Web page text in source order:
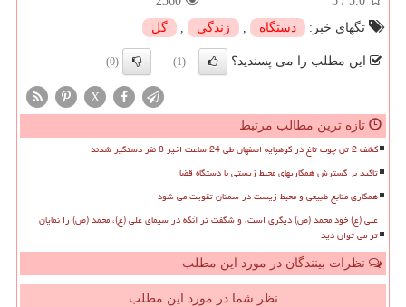
تگهای خبر:
دستگاه , زندگی , گل
این مطلب را می پسندید؟ (1)
(0)
X
تازه ترین مطالب مرتبط
کشف 2 تن چوب تاغ در کوهپایه اصفهان طی 24 ساعت اخیر 8 نفر دستگیر شدند
تاکید بر گسترش همکاریهای محیط زیستی با دستگاه قضا
همکاری منابع طبیعی و محیط زیست در سمنان تقویت می شود
علی (ع) خود محمد (ص) دیگری است، و شگفت تر آنکه در سیمای علی (ع)، محمد (ص) را نمایان
تر می توان دید
نظرات بینندگان در مورد این مطلب
نظر شما در مورد این مطلب